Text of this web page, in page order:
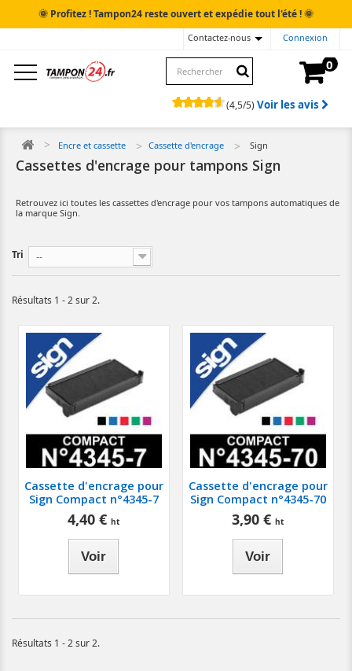
🌞 Profitez ! Tampon24 reste ouvert et expédie tout l'été !🌞
Connexion
Contactez-nous
0
(4,5/5) Voir les avis
Encre et cassette Cassette d'encrage Sign
Cassettes d'encrage pour tampons Sign
Retrouvez ici toutes les cassettes d'encrage pour vos tampons automatiques de
la marque Sign.
Tri --
Résultats 1 - 2 sur 2.
Cassette d'encrage pour
Sign Compact n°4345-7
4,40 €
Voir
Cassette d'encrage pour
Sign Compact n°4345-70
3,90 €
Voir
Résultats 1 - 2 sur 2.